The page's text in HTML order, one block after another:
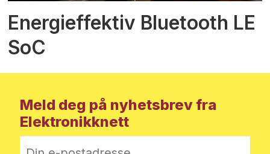
Energieffektiv Bluetooth LE
SoC
Meld deg på nyhetsbrev fra
Elektronikknett